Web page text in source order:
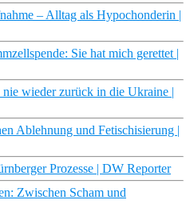
– Alltag als Hypochonderin |
Sie hat mich gerettet |
wieder zurück in die Ukraine |
Ablehnung und Fetischisierung |
Prozesse | DW Reporter
Zwischen Scham und